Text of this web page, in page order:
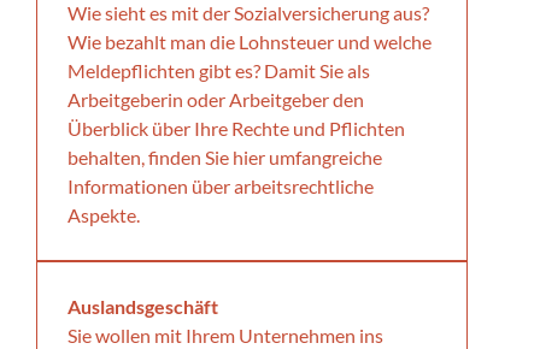
Wie sieht es mit der Sozialversicherung aus?
Wie bezahlt man die Lohnsteuer und welche
Meldepflichten gibt es? Damit Sie als
Arbeitgeberin oder Arbeitgeber den
Überblick über Ihre Rechte und Pflichten
behalten, finden Sie hier umfangreiche
Informationen über arbeitsrechtliche
Aspekte.
Auslandsgeschäft
Sie wollen mit Ihrem Unternehmen ins